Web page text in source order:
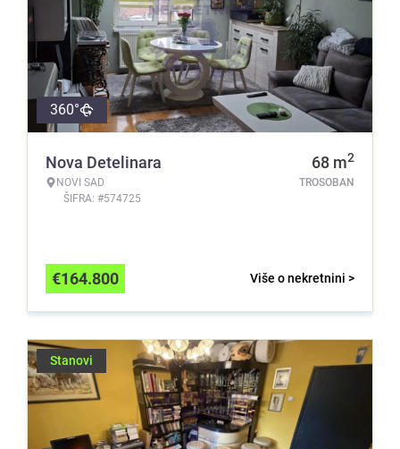
360°
Nova Detelinara
NOVI SAD
ŠIFRA: #574725
68 m2
TROSOBAN
Više o nekretnini >
€164.800
Stanovi